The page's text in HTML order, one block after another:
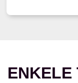
ENKELE